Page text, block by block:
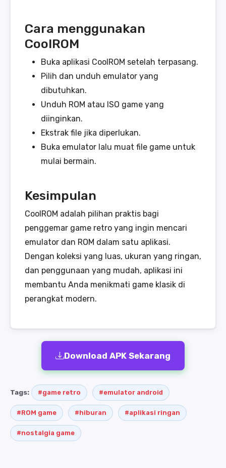
Cara menggunakan
CoolROM
Buka aplikasi CoolROM setelah terpasang.
Pilih dan unduh emulator yang
dibutuhkan.
Unduh ROM atau ISO game yang
diinginkan.
Ekstrak file jika diperlukan.
Buka emulator lalu muat file game untuk
mulai bermain.
Kesimpulan
CoolROM adalah pilihan praktis bagi
penggemar game retro yang ingin mencari
emulator dan ROM dalam satu aplikasi.
Dengan koleksi yang luas, ukuran yang ringan,
dan penggunaan yang mudah, aplikasi ini
membantu Anda menikmati game klasik di
perangkat modern.
Download APK Sekarang
Tags: #game retro #emulator android
#ROM game #hiburan #aplikasi ringan
#nostalgia game